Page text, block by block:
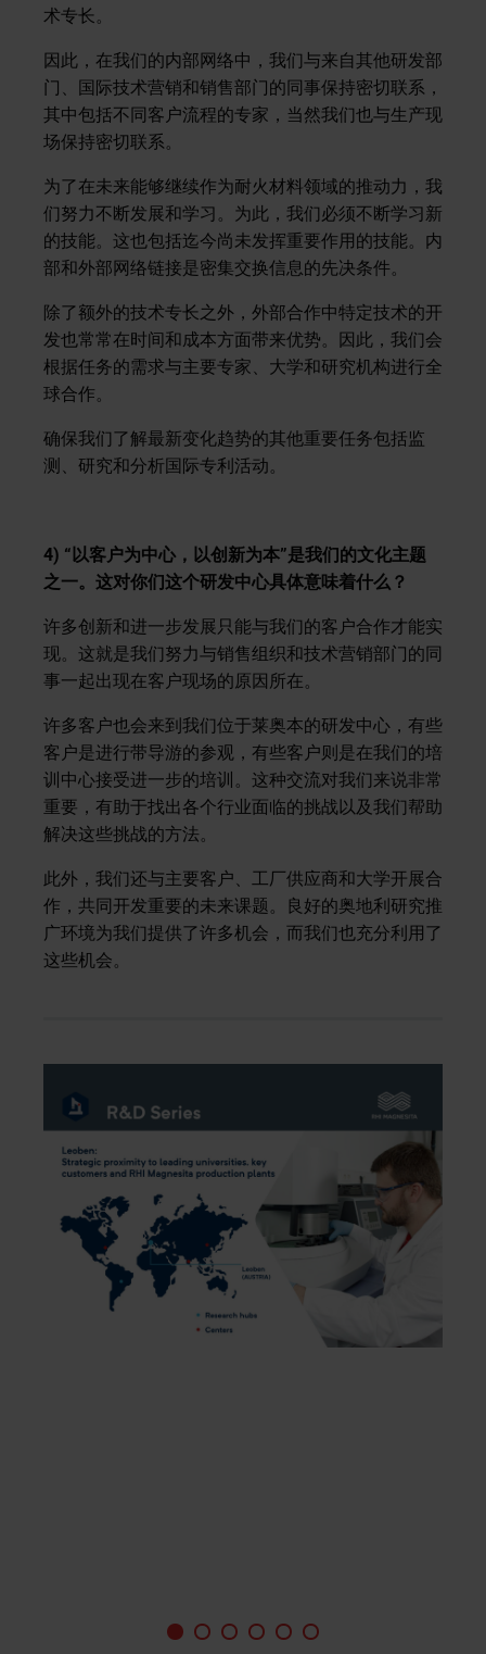
术专长。
因此，在我们的内部网络中，我们与来自其他研发部
门、国际技术营销和销售部门的同事保持密切联系，
其中包括不同客户流程的专家，当然我们也与生产现
场保持密切联系。
为了在未来能够继续作为耐火材料领域的推动力，我
们努力不断发展和学习。为此，我们必须不断学习新
的技能。这也包括迄今尚未发挥重要作用的技能。内
部和外部网络链接是密集交换信息的先决条件。
除了额外的技术专长之外，外部合作中特定技术的开
发也常常在时间和成本方面带来优势。因此，我们会
根据任务的需求与主要专家、大学和研究机构进行全
球合作。
确保我们了解最新变化趋势的其他重要任务包括监
测、研究和分析国际专利活动。
4) “以客户为中心，以创新为本”是我们的文化主题
之一。这对你们这个研发中心具体意味着什么？
许多创新和进一步发展只能与我们的客户合作才能实
现。这就是我们努力与销售组织和技术营销部门的同
事一起出现在客户现场的原因所在。
许多客户也会来到我们位于莱奥本的研发中心，有些
客户是进行带导游的参观，有些客户则是在我们的培
训中心接受进一步的培训。这种交流对我们来说非常
重要，有助于找出各个行业面临的挑战以及我们帮助
解决这些挑战的方法。
此外，我们还与主要客户、工厂供应商和大学开展合
作，共同开发重要的未来课题。良好的奥地利研究推
广环境为我们提供了许多机会，而我们也充分利用了
这些机会。